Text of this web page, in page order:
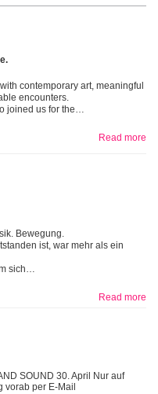
contemporary art, meaningful
encounters.
joined us for the…
Read more
Bewegung.
ist, war mehr als ein
sich…
Read more
SOUND 30. April Nur auf
per E-Mail